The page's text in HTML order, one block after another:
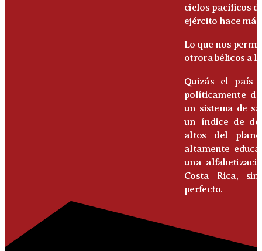
cielos pacíficos
ejército hace
Lo que nos
otrora bélicos a
Quizás el país
políticamente
un sistema de
un índice de
altos del
altamente
una
Costa Rica,
perfecto.